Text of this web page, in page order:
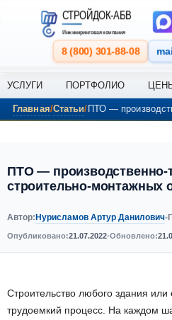
Перейти к содержанию
СТРОЙДОК-АБВ
Инжиниринговая компания
8 (800) 301-88-08
УСЛУГИ ПОРТФОЛИО
Главная Статьи ПТО —
ПТО — производственно-
строительно-монтажных
Автор:Нурисламов Артур Данилович•
Опубликовано:21.07.2022•Обновлено:
Строительство любого здания
трудоемкий процесс. На каждом